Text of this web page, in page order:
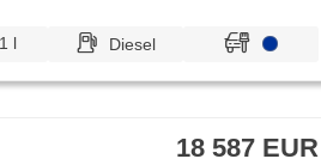
l Diesel
18 587 EUR